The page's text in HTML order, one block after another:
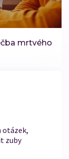
mrtvého
otázek,
zuby